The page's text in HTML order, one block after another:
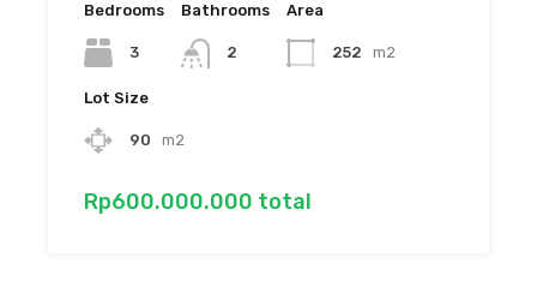
Bedrooms
3
Bathrooms
2
Area
252 m2
Lot Size
90 m2
Rp600.000.000 total